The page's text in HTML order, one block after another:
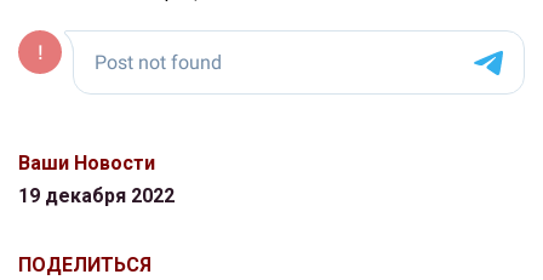
Ваши Новости
19 декабря 2022
ПОДЕЛИТЬСЯ